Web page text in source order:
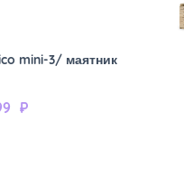
mini-3/ маятник
₽